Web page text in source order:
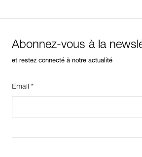
Abonnez-vous à la
et restez connecté à notre actualité
Email *